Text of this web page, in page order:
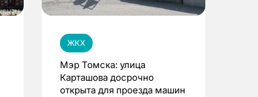
ЖКХ
Мэр Томска: улица
Карташова досрочно
открыта для проезда машин